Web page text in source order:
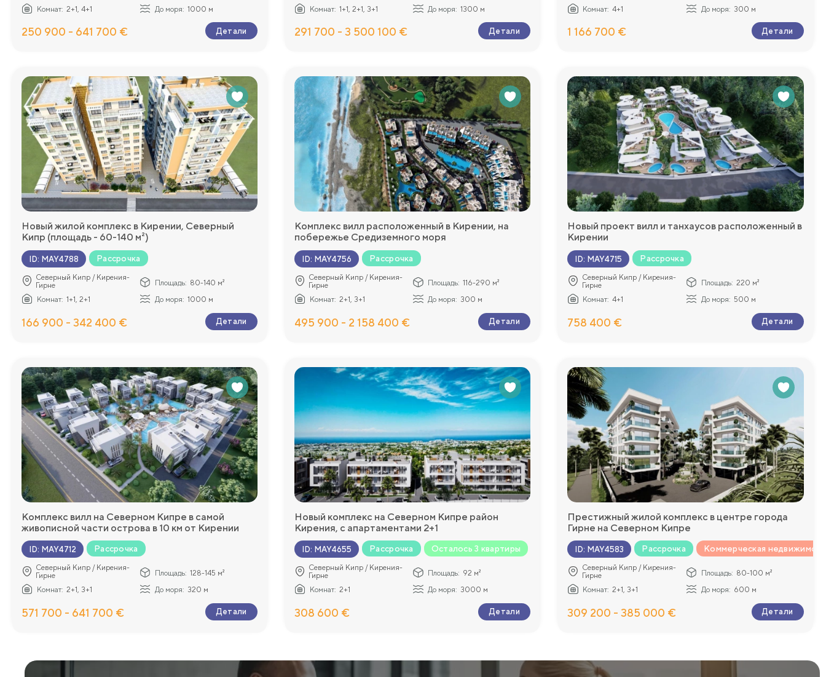
Комнат: 2+1, 4+1 До моря: 1000 м
250 900 - 641 700 € Детали
Комнат: 1+1, 2+1, 3+1 До моря: 1300 м
291 700 - 3 500 100 € Детали
Комнат: 4+1 До моря: 300 м
1 166 700 € Детали
Новый жилой комплекс в Кирении, Северный
Кипр (площадь - 60-140 м²)
ID: MAY4788 Рассрочка
Северный Кипр / Кирения-
Гирне
Площадь: 80-140 м²
Комнат: 1+1, 2+1 До моря: 1000 м
166 900 - 342 400 € Детали
Комплекс вилл расположенный в Кирении, на
побережье Средиземного моря
ID: MAY4756 Рассрочка
Северный Кипр / Кирения-
Гирне
Площадь: 116-290 м²
Комнат: 2+1, 3+1 До моря: 300 м
495 900 - 2 158 400 € Детали
Новый проект вилл и танхаусов расположенный в
Кирении
ID: MAY4715 Рассрочка
Северный Кипр / Кирения-
Гирне
Площадь: 220 м²
Комнат: 4+1 До моря: 500 м
758 400 € Детали
Комплекс вилл на Северном Кипре в самой
живописной части острова в 10 км от Кирении
ID: MAY4712 Рассрочка
Северный Кипр / Кирения-
Гирне
Площадь: 128-145 м²
Комнат: 2+1, 3+1 До моря: 320 м
571 700 - 641 700 € Детали
Новый комплекс на Северном Кипре район
Кирения, с апартаментами 2+1
ID: MAY4655 Рассрочка Осталось 3 квартиры
Северный Кипр / Кирения-
Гирне
Площадь: 92 м²
Комнат: 2+1 До моря: 3000 м
308 600 € Детали
Престижный жилой комплекс в центре города
Гирне на Северном Кипре
ID: MAY4583 Рассрочка Коммерческая
Северный Кипр / Кирения-
Гирне
Площадь: 80-100 м²
Комнат: 2+1, 3+1 До моря: 600 м
309 200 - 385 000 € Детали